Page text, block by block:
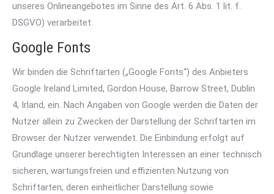
unseres Onlineangebotes im Sinne des Art. 6 Abs. 1 lit. f.
DSGVO) verarbeitet.
Google Fonts
Wir binden die Schriftarten („Google Fonts“) des Anbieters
Google Ireland Limited, Gordon House, Barrow Street, Dublin
4, Irland, ein. Nach Angaben von Google werden die Daten der
Nutzer allein zu Zwecken der Darstellung der Schriftarten im
Browser der Nutzer verwendet. Die Einbindung erfolgt auf
Grundlage unserer berechtigten Interessen an einer technisch
sicheren, wartungsfreien und effizienten Nutzung von
Schriftarten, deren einheitlicher Darstellung sowie